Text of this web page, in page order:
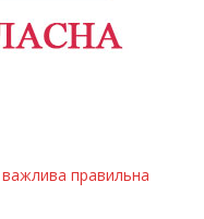
правильна